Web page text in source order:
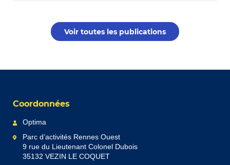
Voir toutes les publications
Coordonnées
Optima
Parc d’activités Rennes Ouest
9 rue du Lieutenant Colonel Dubois
35132 VEZIN LE COQUET